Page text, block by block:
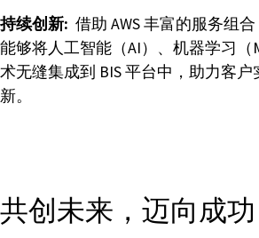
持续创新: 借助 AWS 丰富的服务组合
能够将人工智能（AI）、机器学习（
术无缝集成到 BIS 平台中，助力客户
新。
共创未来，迈向成功